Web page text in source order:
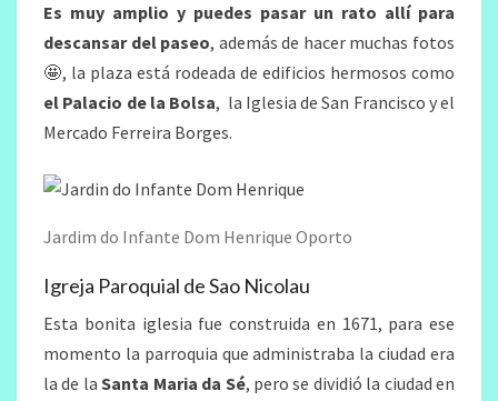
Es muy amplio y puedes pasar un rato allí para
descansar del paseo, además de hacer muchas fotos
🤩, la plaza está rodeada de edificios hermosos como
el Palacio de la Bolsa, la Iglesia de San Francisco y el
Mercado Ferreira Borges.
Jardim do Infante Dom Henrique Oporto
Igreja Paroquial de Sao Nicolau
Esta bonita iglesia fue construida en 1671, para ese
momento la parroquia que administraba la ciudad era
la de laSanta Maria da Sé, pero se dividió la ciudad en